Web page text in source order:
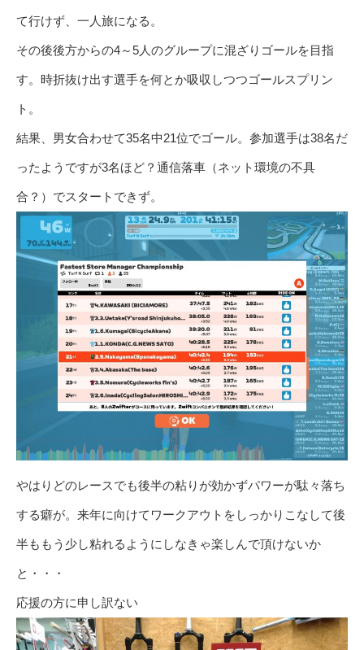
て行けず、一人旅になる。
その後後方からの4～5人のグループに混ざりゴールを目指
す。時折抜け出す選手を何とか吸収しつつゴールスプリン
ト。
結果、男女合わせて35名中21位でゴール。参加選手は38名だ
ったようですが3名ほど？通信落車（ネット環境の不具
合？）でスタートできず。
やはりどのレースでも後半の粘りが効かずパワーが駄々落ち
する癖が。来年に向けてワークアウトをしっかりこなして後
半ももう少し粘れるようにしなきゃ楽しんで頂けないか
と・・・
応援の方に申し訳ない